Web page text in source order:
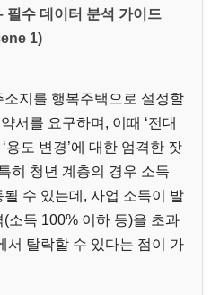
필수 데이터 분석 가이드
1)
지를 행복주택으로 설정할
서를 요구하며, 이때 ‘전대
용도 변경’에 대한 엄격한 잣
히 청년 계층의 경우 소득
수 있는데, 사업 소득이 발
소득 100% 이하 등)을 초과
서 탈락할 수 있다는 점이 가